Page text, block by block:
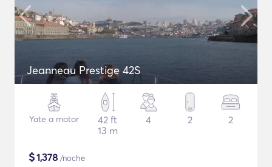
Jeanneau Prestige 42S
Yate a motor
42 ft
13 m
4 2 2
$1,378 /noche